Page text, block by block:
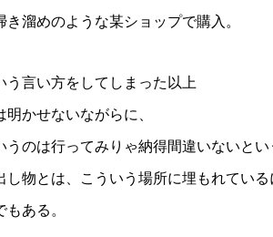
き溜めのような某ショップで購入。
う言い方をしてしまった以上
明かせないながらに、
うのは行ってみりゃ納得間違いないとい
し物とは、こういう場所に埋もれている
ある。